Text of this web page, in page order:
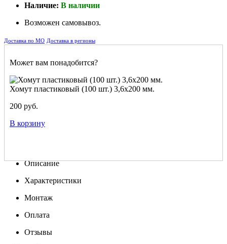
Наличие: В наличии
Возможен самовывоз.
Доставка по МО Доставка в регионы
Может вам понадобится?
Хомут пластиковый (100 шт.) 3,6х200 мм.
200 руб.
В корзину
Описание
Характеристики
Монтаж
Оплата
Отзывы